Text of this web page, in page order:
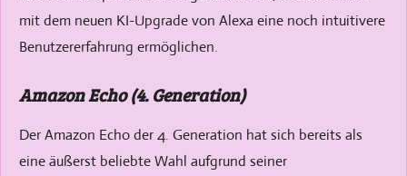
mit dem neuen KI-Upgrade von Alexa eine noch intuitivere
Benutzererfahrung ermöglichen.
Amazon Echo (4. Generation)
Der Amazon Echo der 4. Generation hat sich bereits als
eine äußerst beliebte Wahl aufgrund seiner